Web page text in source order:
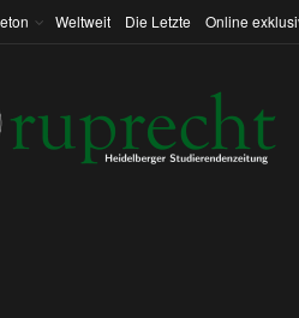
Weltweit Die Letzte Online